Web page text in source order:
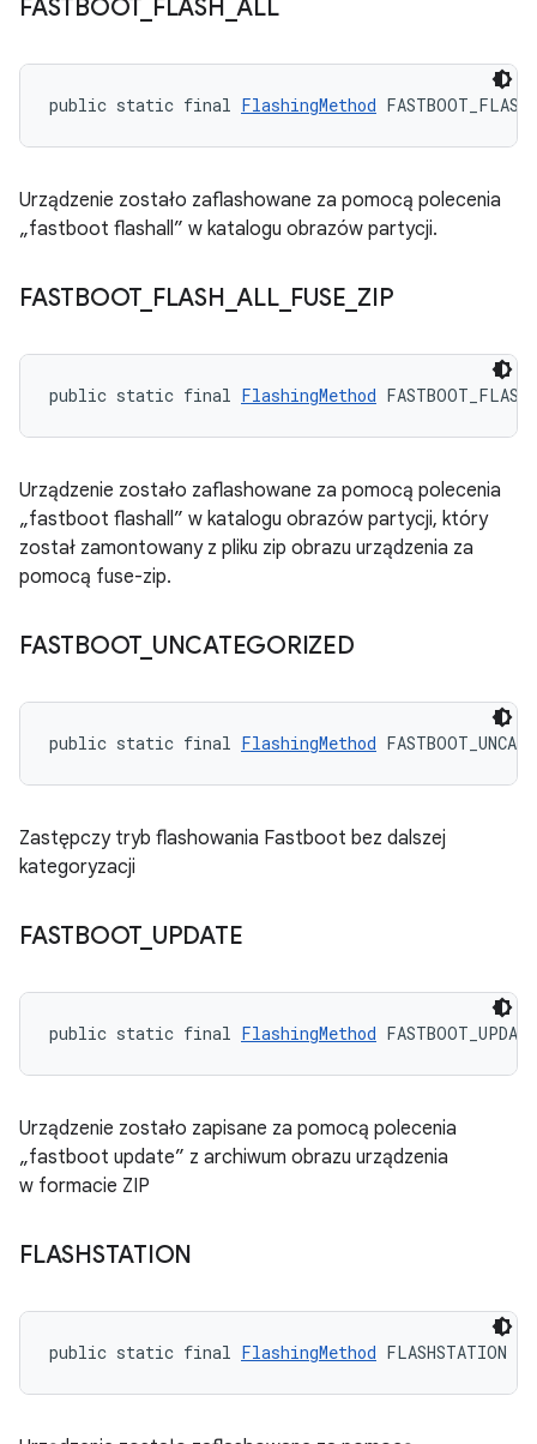
FASTBOOT FLASH _ALL
public static final FlashingMethod
Urządzenie zostało zaflashowane za pomocą polecenia
„fastboot flashall” w katalogu obrazów partycji.
FASTBOOT_ FLASH _ALL_ FUSE ZIP
public static final FlashingMethod
Urządzenie zostało zaflashowane za pomocą polecenia
„fastboot flashall” w katalogu obrazów partycji, który
został zamontowany z pliku zip obrazu urządzenia za
pomocą fuse-zip.
FASTBOOT_ UNCATEGORIZED
public static final FlashingMethod
Zastępczy tryb flashowania Fastboot bez dalszej
kategoryzacji
FASTBOOT_ UPDATE
public static final FlashingMethod FASTBOOT_UPDATE
Urządzenie zostało zapisane za pomocą polecenia
„fastboot update” z archiwum obrazu urządzenia
w formacie ZIP
FLASHSTATION
public static final FlashingMethod FLASHSTATION